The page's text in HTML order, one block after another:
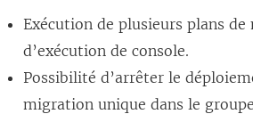
Exécution de plusieurs plans
d’exécution de console.
Possibilité d’arrêter le
migration unique dans le